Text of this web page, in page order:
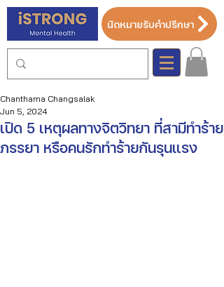
นัดหมายรับคำปรึกษา
เปิด 5 เหตุผลทางจิตวิทยา ที่สามีทำร้าย
ภรรยา หรือคนรักทำร้ายกันรุนแรง
Chanthama Changsalak
Jun 5, 2024